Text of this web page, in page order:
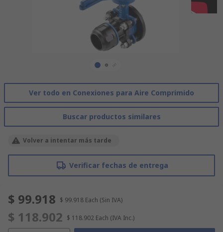
Ver todo en Conexiones para Aire Comprimido
Buscar productos similares
Volver a intentar más tarde
Verificar fechas de entrega
$ 99.918 $ 99.918 Each (Sin IVA)
$ 118.902 $ 118.902 Each (IVA Inc.)